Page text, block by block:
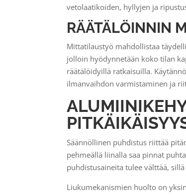
vetolaatikoiden, hyllyjen ja
RÄÄTÄLÖINNIN
Mittatilaustyö mahdollistaa
jolloin hyödynnetään koko tilan
räätälöidyillä ratkaisuilla.
ilmanvaihdon varmistaminen ja
Säännöllinen puhdistus riittää
pehmeällä liinalla saa pinnat
puhdistusaineita tulee välttää,
Liukumekanismien huolto on